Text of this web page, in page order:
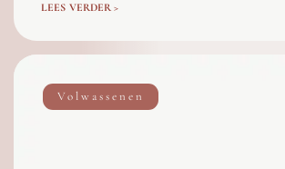
LEES VERDER >
Volwassenen